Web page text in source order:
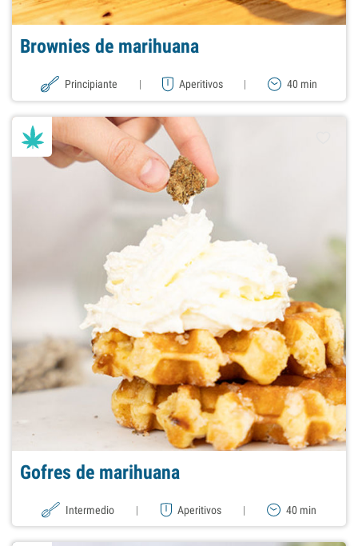
Brownies de marihuana
Principiante | Aperitivos | 40 min
Gofres de marihuana
Intermedio | Aperitivos | 40 min